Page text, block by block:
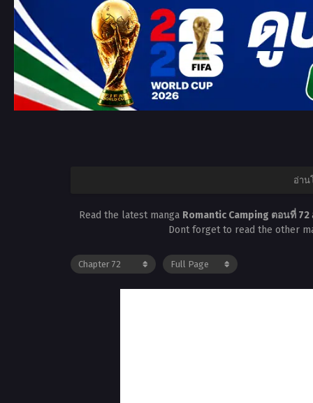
อ่าน
Read the latest manga Romantic Camping ตอนที่ 72
Dont forget to read the other